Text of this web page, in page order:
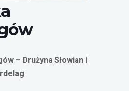
– Drużyna Słowian i